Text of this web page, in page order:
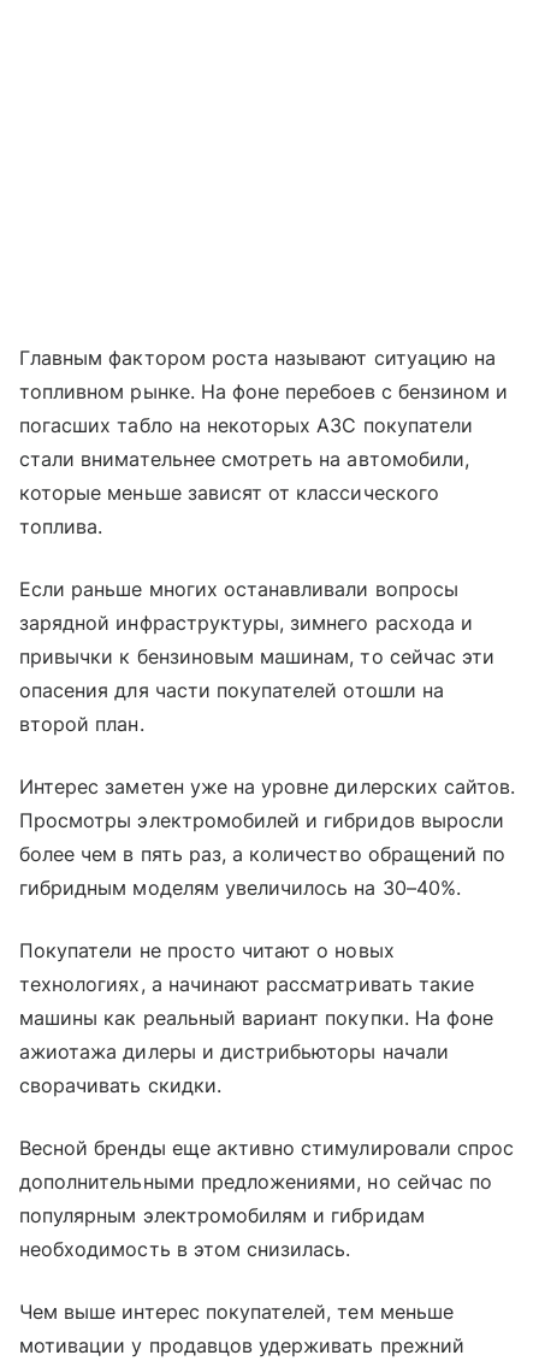
Главным фактором роста называют ситуацию на
топливном рынке. На фоне перебоев с бензином и
погасших табло на некоторых АЗС покупатели
стали внимательнее смотреть на автомобили,
которые меньше зависят от классического
топлива.
Если раньше многих останавливали вопросы
зарядной инфраструктуры, зимнего расхода и
привычки к бензиновым машинам, то сейчас эти
опасения для части покупателей отошли на
второй план.
Интерес заметен уже на уровне дилерских сайтов.
Просмотры электромобилей и гибридов выросли
более чем в пять раз, а количество обращений по
гибридным моделям увеличилось на 30–40%.
Покупатели не просто читают о новых
технологиях, а начинают рассматривать такие
машины как реальный вариант покупки. На фоне
ажиотажа дилеры и дистрибьюторы начали
сворачивать скидки.
Весной бренды еще активно стимулировали спрос
дополнительными предложениями, но сейчас по
популярным электромобилям и гибридам
необходимость в этом снизилась.
Чем выше интерес покупателей, тем меньше
мотивации у продавцов удерживать прежний